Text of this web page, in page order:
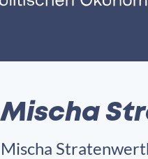
Mischa
Mischa